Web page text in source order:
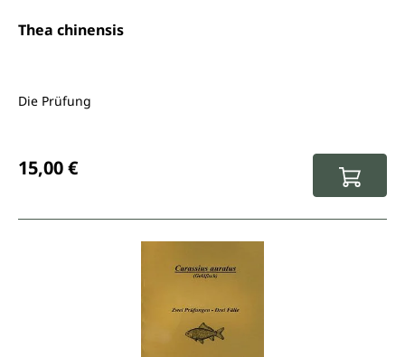
Thea chinensis
Die Prüfung
15,00 €